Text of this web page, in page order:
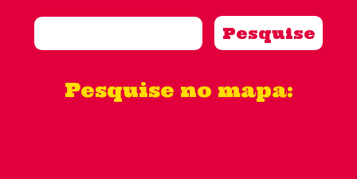
Pesquise no mapa: